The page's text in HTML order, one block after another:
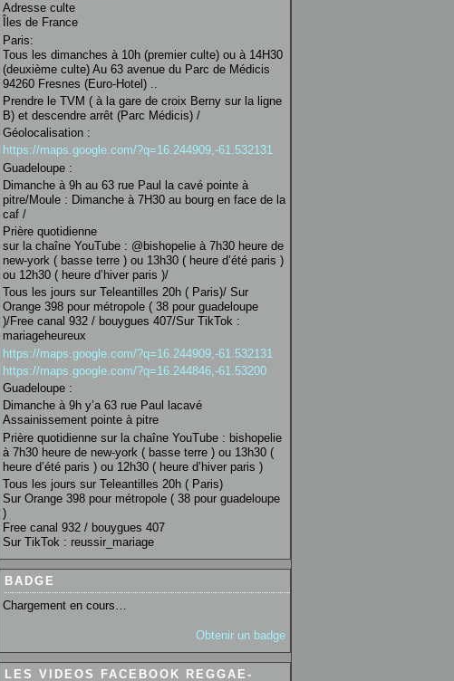
Adresse culte
Îles de France
Paris:
Tous les dimanches à 10h (premier culte) ou à 14H30
(deuxième culte) Au 63 avenue du Parc de Médicis
94260 Fresnes (Euro-Hotel) ..
Prendre le TVM ( à la gare de croix Berny sur la ligne
B) et descendre arrêt (Parc Médicis) /
Géolocalisation :
https://maps.google.com/?q=16.244909,-61.532131
Guadeloupe :
Dimanche à 9h au 63 rue Paul la cavé pointe à
pitre/Moule : Dimanche à 7H30 au bourg en face de la
caf /
Prière quotidienne
sur la chaîne YouTube : @bishopelie à 7h30 heure de
new-york ( basse terre ) ou 13h30 ( heure d’été paris )
ou 12h30 ( heure d’hiver paris )/
Tous les jours sur Teleantilles 20h ( Paris)/ Sur
Orange 398 pour métropole ( 38 pour guadeloupe
)/Free canal 932 / bouygues 407/Sur TikTok :
mariageheureux
https://maps.google.com/?q=16.244909,-61.532131
https://maps.google.com/?q=16.244846,-61.53200
Guadeloupe :
Dimanche à 9h y’a 63 rue Paul lacavé
Assainissement pointe à pitre
Prière quotidienne sur la chaîne YouTube : bishopelie
à 7h30 heure de new-york ( basse terre ) ou 13h30 (
heure d’été paris ) ou 12h30 ( heure d’hiver paris )
Tous les jours sur Teleantilles 20h ( Paris)
Sur Orange 398 pour métropole ( 38 pour guadeloupe
)
Free canal 932 / bouygues 407
Sur TikTok : reussir_mariage
BADGE
Chargement en cours…
Obtenir un badge
LES VIDEOS FACEBOOK REGGAE-